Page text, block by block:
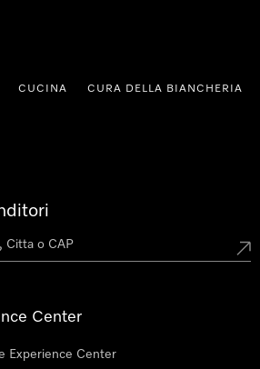
CUCINA CURA DELLA BIANCHERIA
Center
Experience Center